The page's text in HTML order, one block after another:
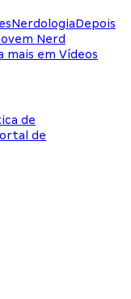
NerdologiaDepois
Nerd
mais em Vídeos
de
de